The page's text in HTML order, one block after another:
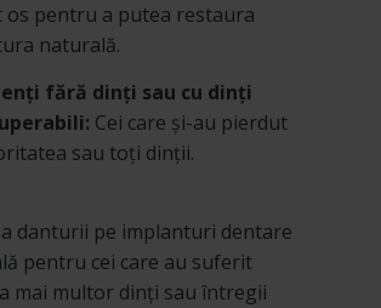
os pentru a putea restaura
naturală.
fără dinți sau cu dinți
Cei care și-au pierdut
sau toți dinții.
danturii pe implanturi dentare
pentru cei care au suferit
mai multor dinți sau întregii